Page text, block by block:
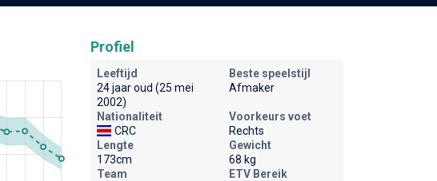
Profiel
Leeftijd
24 jaar oud (25 mei
2002)
Beste speelstijl
Afmaker
Nationaliteit
CRC
Voorkeurs voet
Rechts
Lengte
173cm
Gewicht
68 kg
Team
ETV Bereik